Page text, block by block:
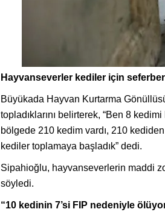
Hayvanseverler kediler için
Büyükada Hayvan Kurtarma
topladıklarını belirterek, “Ben 8
bölgede 210 kedim vardı, 210
kediler toplamaya başladık” dedi.
Sipahioğlu, hayvanseverlerin maddi
söyledi.
“10 kedinin 7’si FIP nedeniyle